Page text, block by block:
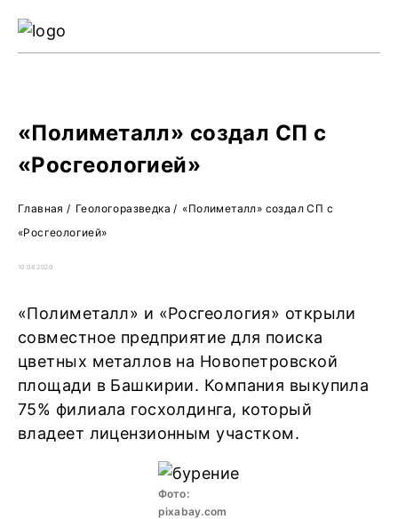
«Полиметалл» создал СП с
«Росгеологией»
Главная / Геологоразведка/ «Полиметалл» создал СП с
«Росгеологией»
10.08.2020
«Полиметалл» и «Росгеология» открыли
совместное предприятие для поиска
цветных металлов на Новопетровской
площади в Башкирии. Компания выкупила
75% филиала госхолдинга, который
владеет лицензионным участком.
Фото:
pixabay.com